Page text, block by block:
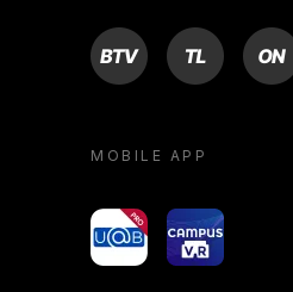
BTV TL ON
MOBILE APP
yoU@B Campus VR